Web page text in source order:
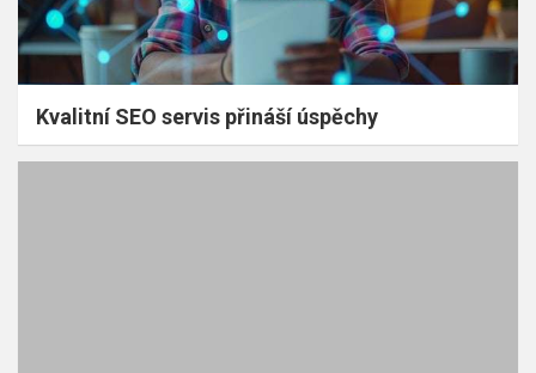
Kvalitní SEO servis přináší úspěchy